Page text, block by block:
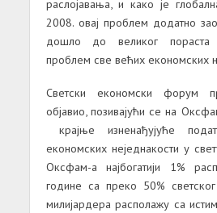
раслојавања, и како је
2008. овај проблем додатно
дошло до великог пораста
проблем све већих економских
Светски економски форум
објавио, позивајући се на
крајње изненађујуће
економских неједнакости у
Оксфам-а најбогатији 1%
године са преко 50%
милијардера располажу са